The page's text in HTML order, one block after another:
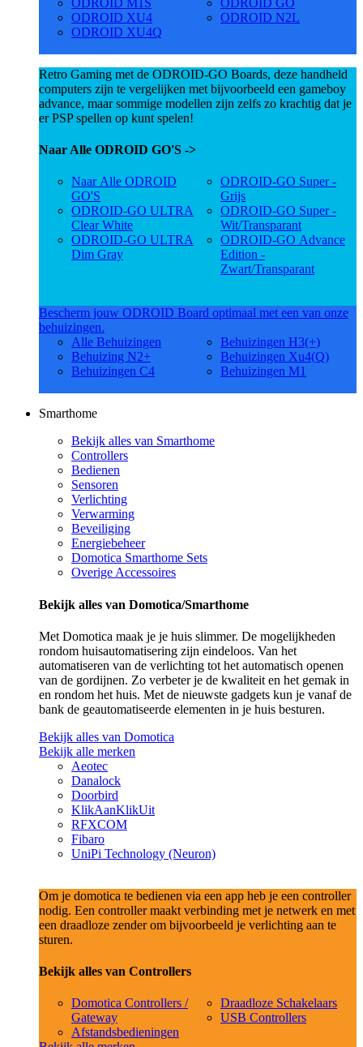
ODROID XU4
ODROID XU4Q
ODROID N2L
Retro Gaming met de ODROID-GO Boards, deze handheld
computers zijn te vergelijken met bijvoorbeeld een gameboy
advance, maar sommige modellen zijn zelfs zo krachtig dat je
er PSP spellen op kunt spelen!
Naar Alle ODROID GO'S ->
Naar Alle ODROID
GO'S
ODROID-GO ULTRA
Clear White
ODROID-GO ULTRA
Dim Gray
ODROID-GO Super -
Grijs
ODROID-GO Super -
Wit/Transparant
ODROID-GO Advance
Edition -
Zwart/Transparant
Bescherm jouw ODROID Board optimaal met een van onze
behuizingen.
Alle Behuizingen
Behuizing N2+
Behuizingen C4
Behuizingen H3(+)
Behuizingen Xu4(Q)
Behuizingen M1
Smarthome
Bekijk alles van Smarthome
Controllers
Bedienen
Sensoren
Verlichting
Verwarming
Beveiliging
Energiebeheer
Domotica Smarthome Sets
Overige Accessoires
Bekijk alles van Domotica/Smarthome
Met Domotica maak je je huis slimmer. De mogelijkheden
rondom huisautomatisering zijn eindeloos. Van het
automatiseren van de verlichting tot het automatisch openen
van de gordijnen. Zo verbeter je de kwaliteit en het gemak in
en rondom het huis. Met de nieuwste gadgets kun je vanaf de
bank de geautomatiseerde elementen in je huis besturen.
Bekijk alles van Domotica
Bekijk alle merken
Aeotec
Danalock
Doorbird
KlikAanKlikUit
RFXCOM
Fibaro
UniPi Technology (Neuron)
Om je domotica te bedienen via een app heb je een controller
nodig. Een controller maakt verbinding met je netwerk en met
een draadloze zender om bijvoorbeeld je verlichting aan te
sturen.
Bekijk alles van Controllers
Domotica Controllers /
Gateway
Afstandsbedieningen
Draadloze Schakelaars
USB Controllers